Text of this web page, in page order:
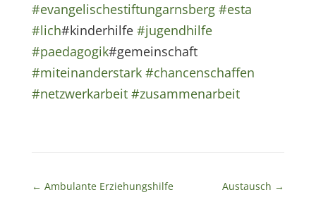
#evangelischestiftungarnsberg #esta
#lich#kinderhilfe #jugendhilfe
#paedagogik#gemeinschaft
#miteinanderstark #chancenschaffen
#netzwerkarbeit #zusammenarbeit
← Ambulante Erziehungshilfe Austausch →